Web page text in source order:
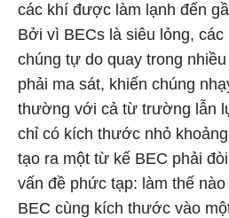
các khí được làm lạnh đến
Bởi vì BECs là siêu lỏng,
chúng tự do quay trong
phải ma sát, khiến chúng
thường với cả từ trường lẫn
chỉ có kích thước nhỏ
tạo ra một từ kế BEC phải
vấn đề phức tạp: làm thế
BEC cùng kích thước vào